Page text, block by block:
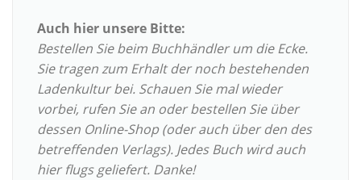
Auch hier unsere Bitte:
Bestellen Sie beim Buchhändler um die Ecke.
Sie tragen zum Erhalt der noch bestehenden
Ladenkultur bei. Schauen Sie mal wieder
vorbei, rufen Sie an oder bestellen Sie über
dessen Online-Shop (oder auch über den des
betreffenden Verlags). Jedes Buch wird auch
hier flugs geliefert. Danke!